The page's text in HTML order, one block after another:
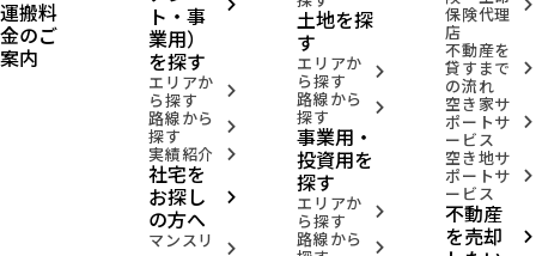
運搬料
金のご
案内
ト・事
業用）
を探す
arrow_forward_ios
エリアか
ら探す arrow_forward_ios
路線から
探す arrow_forward_ios
実績紹介 arrow_forward_ios
社宅を
お探し
の方へ
arrow_forward_ios
マンスリ arrow_forward_ios
土地を探
す
エリアか
ら探す arrow_forward_ios
路線から
探す arrow_forward_ios
事業用・
投資用を
探す
エリアか
ら探す arrow_forward_ios
路線から arrow_forward_ios
保険代理
店
arrow_forward_ios
不動産を
貸すまで
の流れ
arrow_forward_ios
空き家サ
ポートサ
ービス
arrow_forward_ios
空き地サ
ポートサ
ービス
arrow_forward_ios
不動産
を売却 arrow_forward_ios